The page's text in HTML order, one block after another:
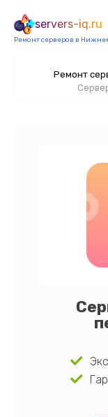
servers-iq.ru
Ремонт серверов в
Ремонт